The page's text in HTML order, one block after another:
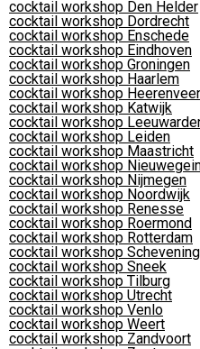
cocktail workshop Den Helder
cocktail workshop Dordrecht
cocktail workshop Enschede
cocktail workshop Eindhoven
cocktail workshop Groningen
cocktail workshop Haarlem
cocktail workshop
cocktail workshop Katwijk
cocktail workshop
cocktail workshop Leiden
cocktail workshop Maastricht
cocktail workshop
cocktail workshop Nijmegen
cocktail workshop Noordwijk
cocktail workshop Renesse
cocktail workshop Roermond
cocktail workshop Rotterdam
cocktail workshop
cocktail workshop Sneek
cocktail workshop Tilburg
cocktail workshop Utrecht
cocktail workshop Venlo
cocktail workshop Weert
cocktail workshop Zandvoort